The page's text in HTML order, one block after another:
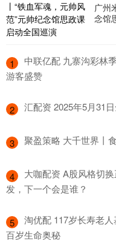
广州
念馆
1
中联亿配 九寨沟彩林
游客盛赞
2 汇配资 2025年5月31
3 聚盈策略 大千世界丨
4
大咖配资 A股风格切
发，下一个会是谁？
5
淘优配 117岁长寿老
百岁生命奥秘